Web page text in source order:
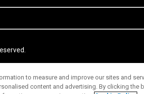
to measure and improve our sites and
content and advertising. By clicking the